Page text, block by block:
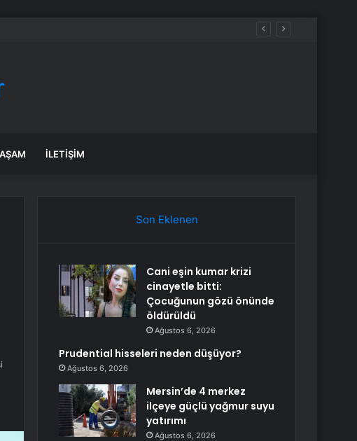
İLETIŞIM
Son Eklenen
Cani eşin kumar krizi
cinayetle bitti:
Çocuğunun gözü önünde
öldürüldü
Ağustos 6, 2026
Prudential hisseleri neden düşüyor?
Ağustos 6, 2026
Mersin’de 4 merkez
ilçeye güçlü yağmur suyu
yatırımı
Ağustos 6, 2026